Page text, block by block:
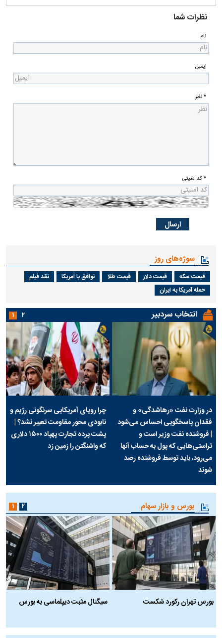
نظرات شما
نام
ایمیل
* نظر
* کد امنیتی
سوژه‌های روز
قیمت سکه قیمت دلار قیمت طلا توافق با آمریکا
نقد فیلم
حمله آمریکا به ایران
انتخاب سردبیر
در وزارت نفت «رهاشدگی» و
فقدان پاسخگویی احساس می‌شود
| فروشنده نفت وزیر است و
تراستی‌هایی که پول به حساب آنها
می‌رود، باید توسط فروشنده رصد
شوند
چرا رویای آمریکایی سرنگونی رژیم و
نابودی محور مقاومت تعبیر نشد؟ |
پشت پرده تجارت پهپاد‌ ۱۵۰۰ دلاری
که واشنگتن را زمین زد
۱ ۲
بورس و بازار سهام
بورس تهران رکورد شکست
سیگنال مثبت دیپلماسی به بورس
۱ ۲